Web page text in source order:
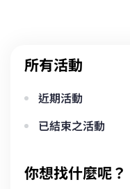
所有活動
近期活動
已結束之活動
你想找什麼呢？